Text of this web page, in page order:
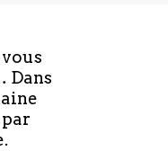
Dans